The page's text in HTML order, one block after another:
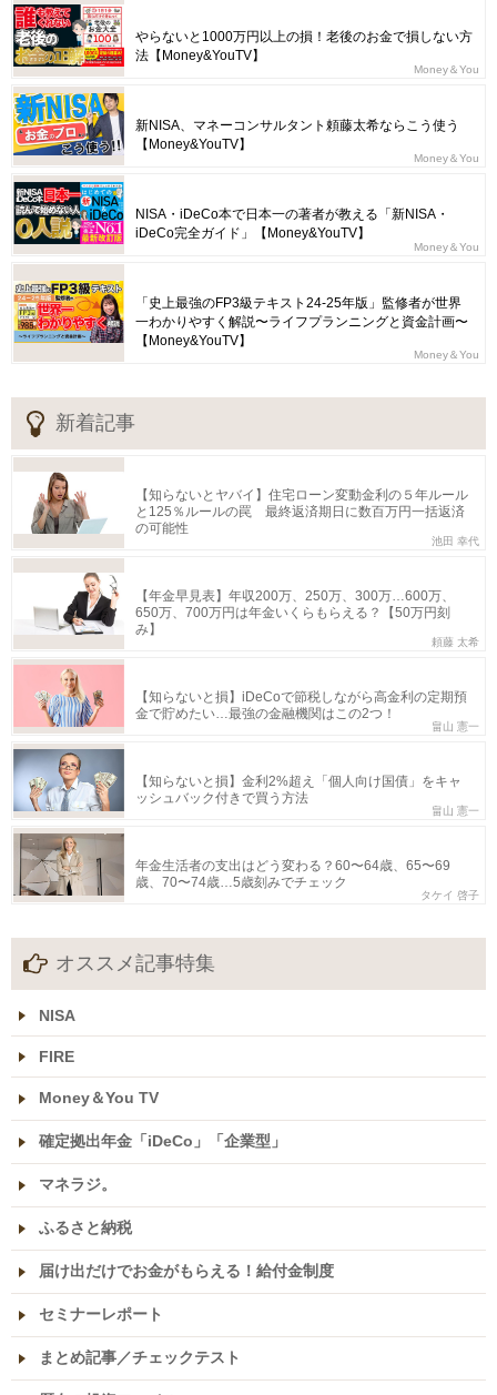
やらないと1000万円以上の損！老後のお金で損しない方
法【Money&YouTV】
Money＆You
新NISA、マネーコンサルタント頼藤太希ならこう使う
【Money&YouTV】
Money＆You
NISA・iDeCo本で日本一の著者が教える「新NISA・
iDeCo完全ガイド」【Money&YouTV】
Money＆You
「史上最強のFP3級テキスト24-25年版」監修者が世界
一わかりやすく解説〜ライフプランニングと資金計画〜
【Money&YouTV】
Money＆You
新着記事
【知らないとヤバイ】住宅ローン変動金利の５年ルール
と125％ルールの罠 最終返済期日に数百万円一括返済
の可能性
池田 幸代
【年金早見表】年収200万、250万、300万…600万、
650万、700万円は年金いくらもらえる？【50万円刻
み】
頼藤 太希
【知らないと損】iDeCoで節税しながら高金利の定期預
金で貯めたい…最強の金融機関はこの2つ！
畠山 憲一
【知らないと損】金利2%超え「個人向け国債」をキャ
ッシュバック付きで買う方法
畠山 憲一
年金生活者の支出はどう変わる？60〜64歳、65〜69
歳、70〜74歳…5歳刻みでチェック
タケイ 啓子
オススメ記事特集
NISA
FIRE
Money＆You TV
確定拠出年金「iDeCo」「企業型」
マネラジ。
ふるさと納税
届け出だけでお金がもらえる！給付金制度
セミナーレポート
まとめ記事／チェックテスト